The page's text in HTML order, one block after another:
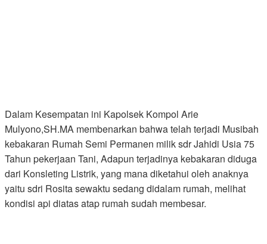
Dalam Kesempatan ini Kapolsek Kompol Arie
Mulyono,SH.MA membenarkan bahwa telah terjadi Musibah
kebakaran Rumah Semi Permanen milik sdr Jahidi Usia 75
Tahun pekerjaan Tani, Adapun terjadinya kebakaran diduga
dari Konsleting Listrik, yang mana diketahui oleh anaknya
yaitu sdri Rosita sewaktu sedang didalam rumah, melihat
kondisi api diatas atap rumah sudah membesar.